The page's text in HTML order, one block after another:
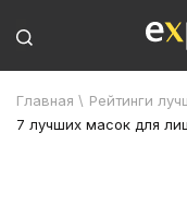
Главная \ Рейтинги
7 лучших масок для